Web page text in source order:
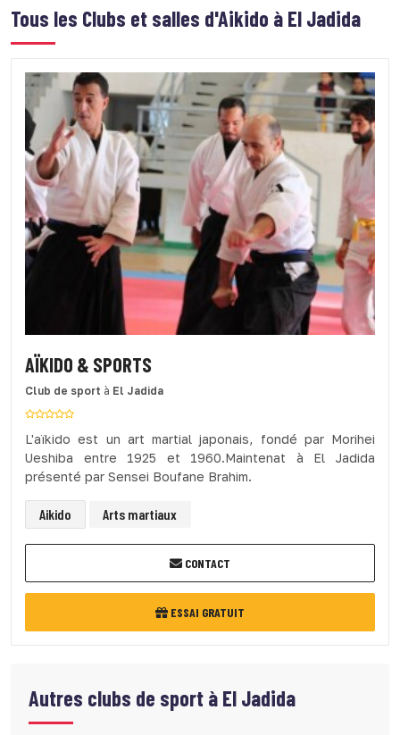
Tous les Clubs et salles d'Aikido à El Jadida
AÏKIDO & SPORTS
Club de sport à El Jadida
L'aïkido est un art martial japonais, fondé par Morihei
Ueshiba entre 1925 et 1960.Maintenat à El Jadida
présenté par Sensei Boufane Brahim.
Aikido Arts martiaux
CONTACT
ESSAI GRATUIT
Autres clubs de sport à El Jadida